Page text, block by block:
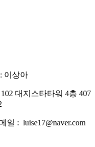
이상아
대지스타타워 4층 407
일 : luise17@naver.com